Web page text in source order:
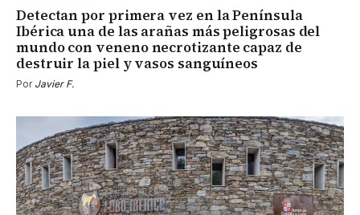
Detectan por primera vez en la Península
Ibérica una de las arañas más peligrosas del
mundo con veneno necrotizante capaz de
destruir la piel y vasos sanguíneos
Por Javier F.